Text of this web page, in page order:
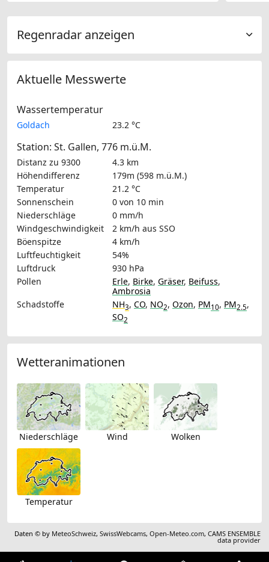
Regenradar anzeigen
Aktuelle Messwerte
Wassertemperatur
Goldach 23.2 °C
Station: St. Gallen, 776 m.ü.M.
Distanz zu 9300
4.3 km
Höhendifferenz
179m (598 m.ü.M.)
Temperatur
21.2 °C
Sonnenschein
0 von 10 min
Niederschläge
0 mm/h
Windgeschwindigkeit
2 km/h aus SSO
Böenspitze
4 km/h
Luftfeuchtigkeit
54%
Luftdruck
930 hPa
Pollen
Erle, Birke, Gräser, Beifuss,
Ambrosia
Schadstoffe
NH3, CO, NO2, Ozon, PM10, PM2.5,
SO2
Wetteranimationen
Niederschläge Wind Wolken
Temperatur
Daten © by MeteoSchweiz,SwissWebcams,Open-Meteo.com,CAMS ENSEMBLE
data provider